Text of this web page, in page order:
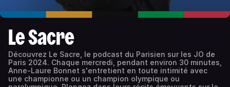
Le Sacre
Découvrez Le Sacre, le podcast du Parisien sur les JO de
Paris 2024. Chaque mercredi, pendant environ 30 minutes,
Anne-Laure Bonnet s'entretient en toute intimité avec
une championne ou un champion olympique ou